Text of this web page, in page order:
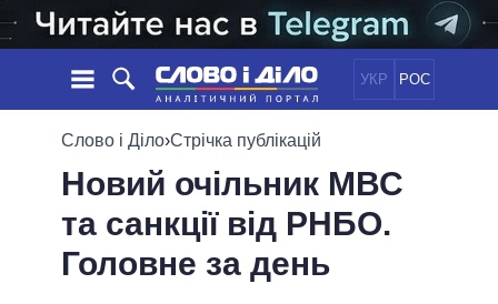
УКР РОС
НОВИНИ
СТРІЧКА
ПОДІЇ
СТАТТІ
ПОЛІТИКА
ЕКОНОМІКА
СУСПІЛЬСТВО
СВІТ
ОБIЦЯНКИ
ПОЛIТИКИ
ІНФОГРАФІКА
Слово і Діло›Стрічка публікацій
Новий очільник МВС
та санкції від РНБО.
Головне за день